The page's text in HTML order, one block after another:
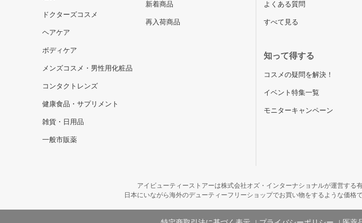
ドクターズコスメ
ヘアケア
ボディケア
メンズコスメ・男性用化粧品
コンタクトレンズ
健康食品・サプリメント
雑貨・日用品
一般市販薬
新着商品
再入荷商品
よくある質問
すべて見る
知って得する
コスメの疑問を解決！
イベント特集一覧
モニターキャンペーン
アイビューティーストアーは株式会社オズ・インターナショナルが運営する
日本にいながら海外のデューティーフリーショップでお買い物をするような価